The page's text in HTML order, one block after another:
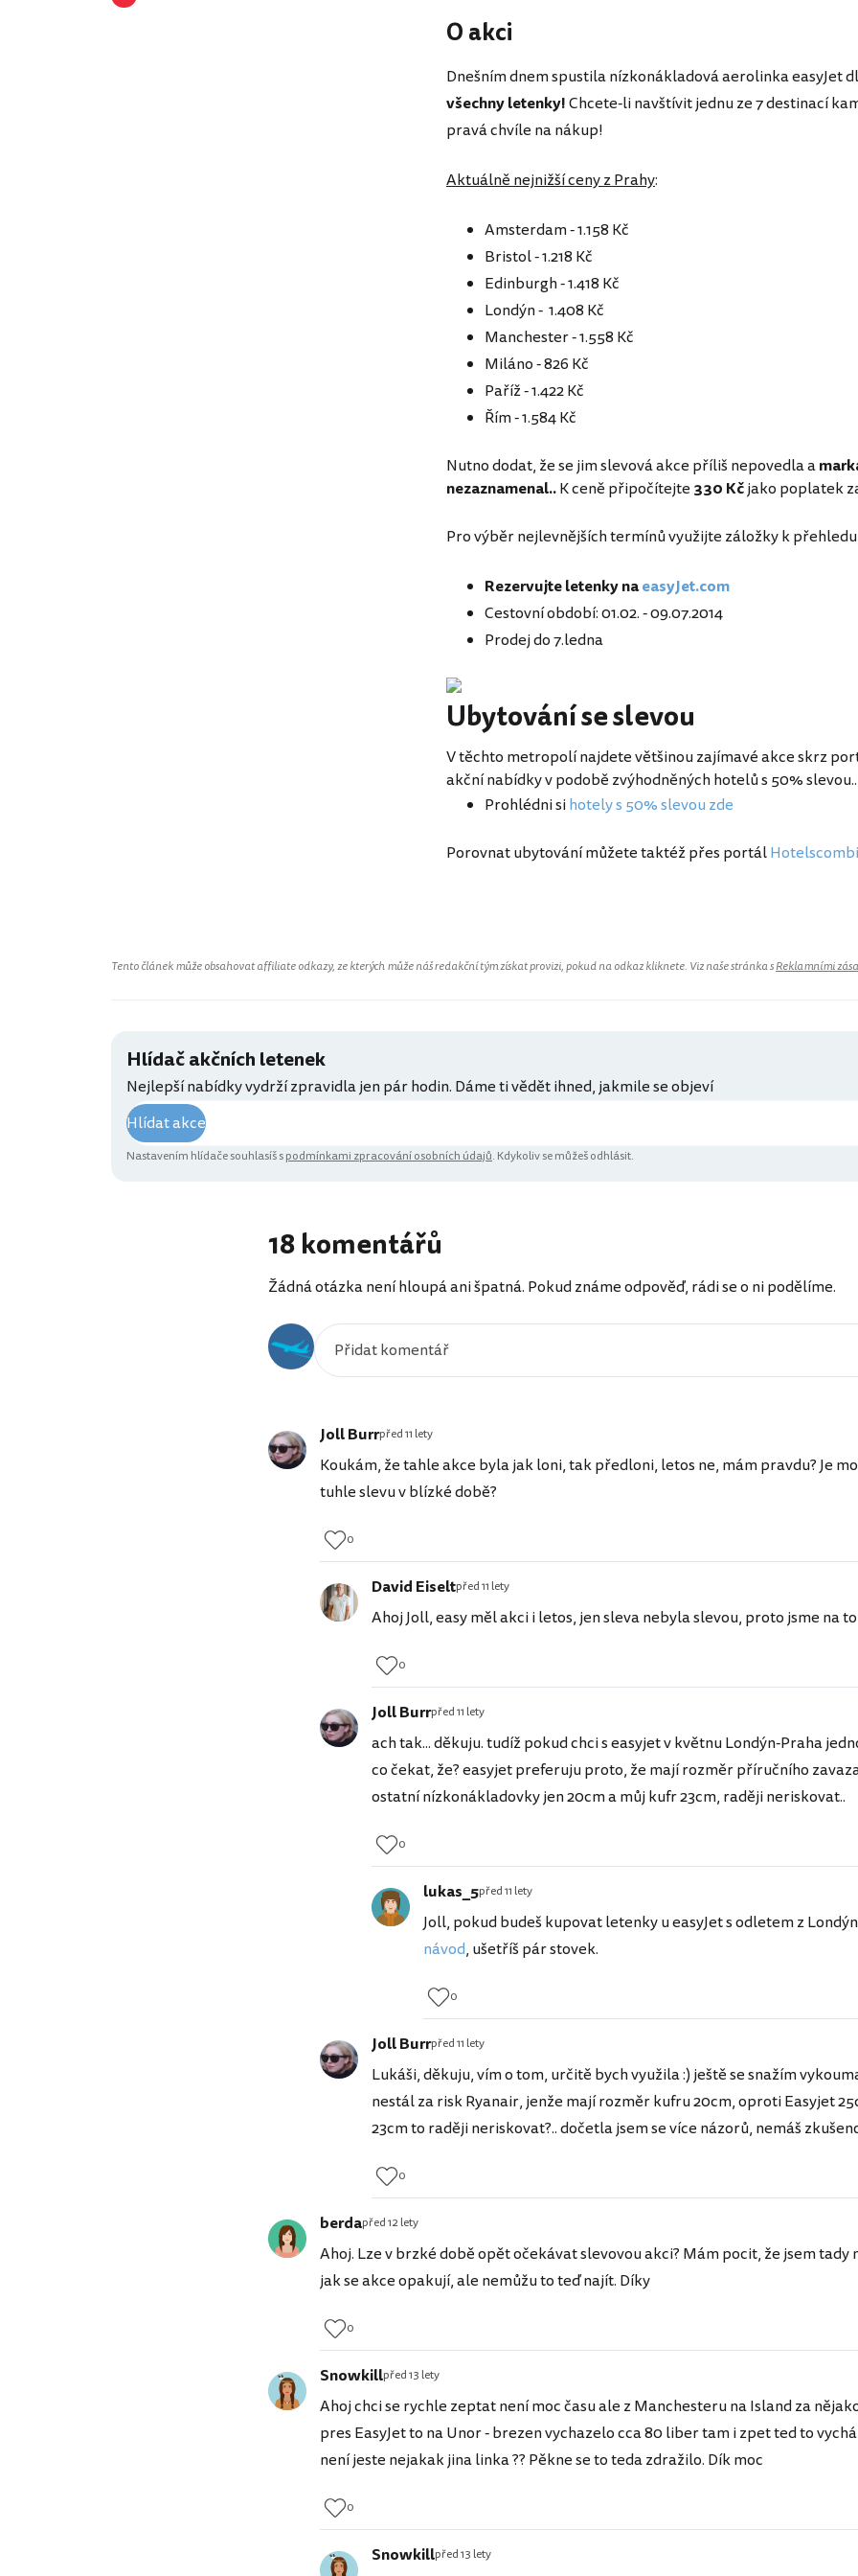
O akci
Dnešním dnem spustila nízkonákladová aerolinka easyJet
všechny letenky!Chcete-li navštívit jednu ze 7 destinací
pravá chvíle na nákup!
Aktuálně nejnižší ceny z Prahy:
Amsterdam - 1.158 Kč
Bristol - 1.218 Kč
Edinburgh - 1.418 Kč
Londýn - 1.408 Kč
Manchester - 1.558 Kč
Miláno - 826 Kč
Paříž - 1.422 Kč
Řím - 1.584 Kč
Nutno dodat, že se jim slevová akce příliš nepovedla a
nezaznamenal..K ceně připočítejte 330 Kčjako poplatek
Pro výběr nejlevnějších termínů využijte záložky k
Rezervujte letenky naeasyJet.com
Cestovní období: 01.02. - 09.07.2014
Prodej do 7.ledna
Ubytování se slevou
V těchto metropolí najdete většinou zajímavé akce skrz
akční nabídky v podobě zvýhodněných hotelů s 50% slevou..
Prohlédni sihotely s 50% slevou zde
Porovnat ubytování můžete taktéž přes portál
Tento článek může obsahovat affiliate odkazy, ze kterých může náš redakční tým získat provizi, pokud na odkaz kliknete. Viz naše stránka sReklamními
Hlídač akčních letenek
Nejlepší nabídky vydrží zpravidla jen pár hodin. Dáme ti vědět ihned, jakmile se objeví
Hlídat akce
Nastavením hlídače souhlasíš spodmínkami zpracování osobních údajů. Kdykoliv se můžeš odhlásit.
18 komentářů
Žádná otázka není hloupá ani špatná. Pokud známe odpověď, rádi se o ni podělíme.
Joll Burrpřed 11 lety
Koukám, že tahle akce byla jak loni, tak předloni, letos ne, mám pravdu? Je
tuhle slevu v blízké době?
0
David Eiseltpřed 11 lety
Ahoj Joll, easy měl akci i letos, jen sleva nebyla slevou, proto jsme na
0
Joll Burrpřed 11 lety
ach tak... děkuju. tudíž pokud chci s easyjet v květnu Londýn-Praha
co čekat, že? easyjet preferuju proto, že mají rozměr příručního
ostatní nízkonákladovky jen 20cm a můj kufr 23cm, raději neriskovat..
0
lukas_5před 11 lety
Joll, pokud budeš kupovat letenky u easyJet s odletem z
návod, ušetříš pár stovek.
0
Joll Burrpřed 11 lety
Lukáši, děkuju, vím o tom, určitě bych využila :) ještě se snažím
nestál za risk Ryanair, jenže mají rozměr kufru 20cm, oproti Easyjet
23cm to raději neriskovat?.. dočetla jsem se více názorů, nemáš
0
berdapřed 12 lety
Ahoj. Lze v brzké době opět očekávat slevovou akci? Mám pocit, že jsem
jak se akce opakují, ale nemůžu to teď najít. Díky
0
Snowkillpřed 13 lety
Ahoj chci se rychle zeptat není moc času ale z Manchesteru na Island za
pres EasyJet to na Unor - brezen vychazelo cca 80 liber tam i zpet ted to
není jeste nejakak jina linka ?? Pěkne se to teda zdražilo. Dík moc
0
Snowkillpřed 13 lety